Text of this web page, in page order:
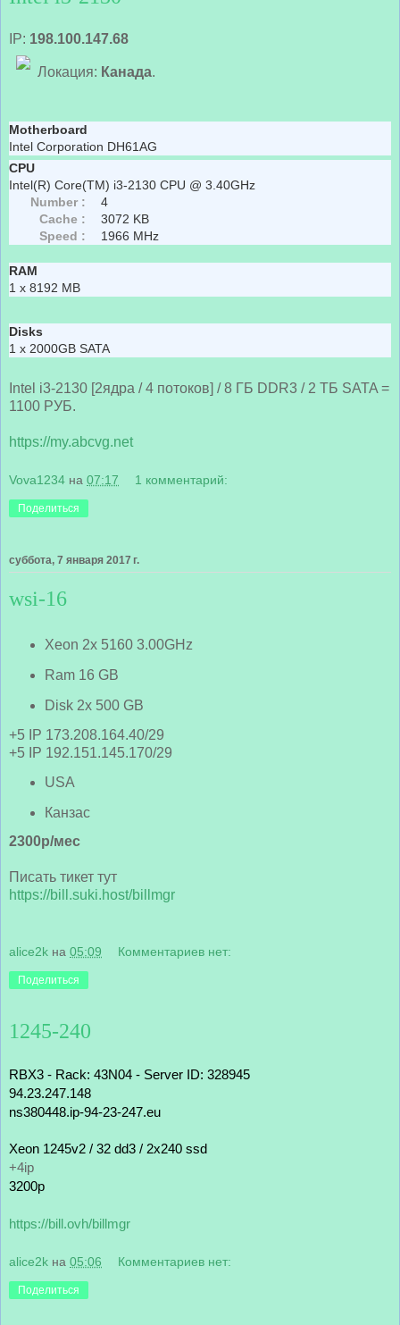
IP: 198.100.147.68
Локация: Канада.
Motherboard
Intel Corporation DH61AG
CPU
Intel(R) Core(TM) i3-2130 CPU @ 3.40GHz
Number :
4
Cache :
3072 KB
Speed :
1966 MHz
RAM
1 x 8192 MB
Disks
1 x 2000GB SATA
Intel i3-2130 [2ядра / 4 потоков] / 8 ГБ DDR3 / 2 ТБ SATA =
1100 РУБ.
https://my.abcvg.net
Vova1234 на 07:17 1 комментарий:
Поделиться
суббота, 7 января 2017 г.
wsi-16
Xeon 2x 5160 3.00GHz
Ram 16 GB
Disk 2x 500 GB
+5 IP 173.208.164.40/29
+5 IP 192.151.145.170/29
USA
Канзас
2300р/мес
Писать тикет тут
https://bill.suki.host/billmgr
alice2k на 05:09 Комментариев нет:
Поделиться
1245-240
RBX3 - Rack: 43N04 - Server ID: 328945
94.23.247.148
ns380448.ip-94-23-247.eu
Xeon 1245v2 / 32 dd3 / 2x240 ssd
+4ip
3200р
https://bill.ovh/billmgr
alice2k на 05:06 Комментариев нет:
Поделиться